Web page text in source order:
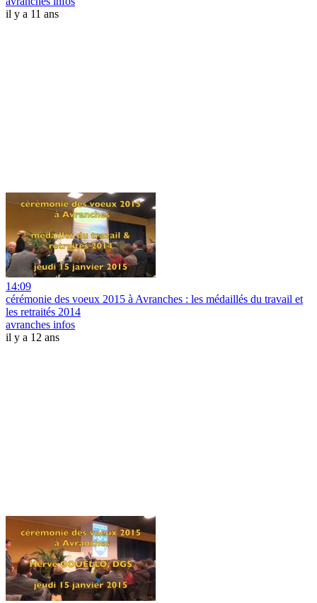
il y a 11 ans
14:09
cérémonie des voeux 2015 à Avranches : les médaillés du travail et
les retraités 2014
avranches infos
il y a 12 ans